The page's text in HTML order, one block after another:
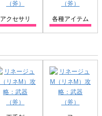
アクセサリ 各種アイテム